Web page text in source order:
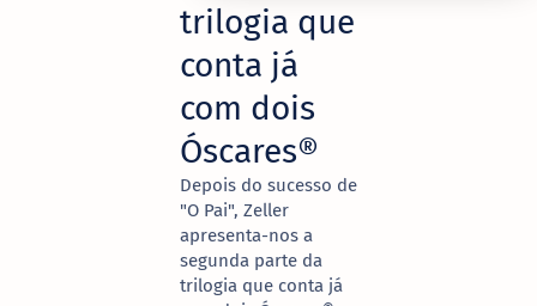
trilogia que
conta já
com dois
Óscares®
Depois do sucesso de
"O Pai", Zeller
apresenta-nos a
segunda parte da
trilogia que conta já